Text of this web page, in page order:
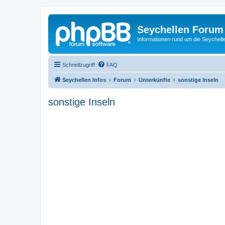
Seychellen Forum
Informationen rund um die
Schnellzugriff FAQ
Seychellen Infos Forum Unterkünfte sonstige Inseln
sonstige Inseln